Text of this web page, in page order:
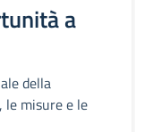
a
della
le misure e le